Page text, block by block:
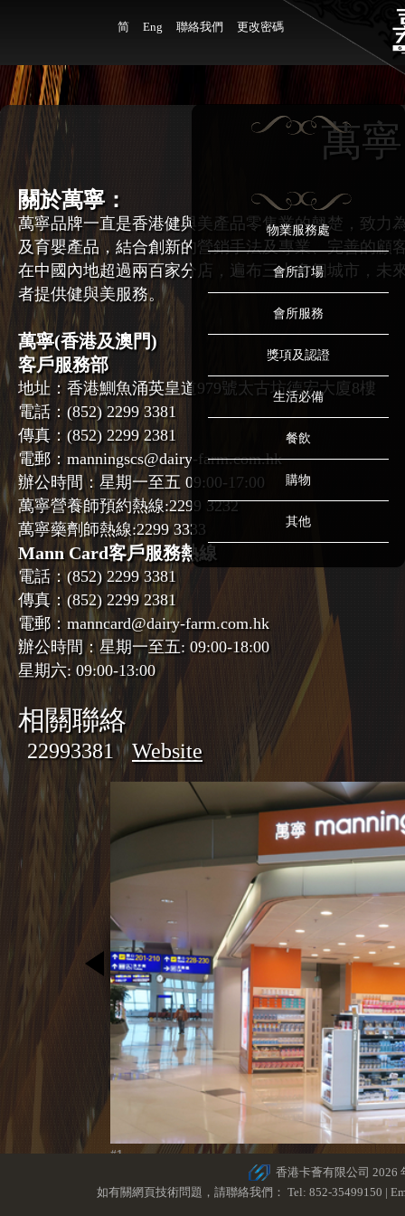
简 Eng 聯絡我們 更改密碼
物業服務處
會所訂場
會所服務
獎項及認證
生活必備
餐飲
購物
其他
萬寧
關於萬寧：
萬寧品牌一直是香港健與美產品零售業的翹楚，致力
及育嬰產品，結合創新的營銷手法及專業、完善的顧
在中國內地超過兩百家分店，遍布三十多個城市，未
者提供健與美服務。
萬寧(香港及澳門)
客戶服務部
地址： 香港鰂魚涌英皇道979號太古坊德宏大廈8樓
電話： (852) 2299 3381
傳真： (852) 2299 2381
電郵： manningscs@dairy-farm.com.hk
辦公時間： 星期一至五 09:00-17:00
萬寧營養師預約熱線:2299 3232
萬寧藥劑師熱線:2299 3333
Mann Card客戶服務熱線
電話：(852) 2299 3381
傳真：(852) 2299 2381
電郵： manncard@dairy-farm.com.hk
辦公時間： 星期一至五: 09:00-18:00
星期六: 09:00-13:00
相關聯絡
22993381 Website
#1
香港卡薈有限公司 2026
如有關網頁技術問題，請聯絡我們： Tel: 852-35499150 |